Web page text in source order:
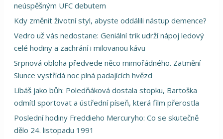
neúspěšným UFC debutem
Kdy změnit životní styl, abyste oddálili nástup demence?
Vedro už vás nedostane: Geniální trik udrží nápoj ledový
celé hodiny a zachrání i milovanou kávu
Srpnová obloha předvede něco mimořádného. Zatmění
Slunce vystřídá noc plná padajících hvězd
Líbáš jako bůh: Poledňáková dostala stopku, Bartoška
odmítl sportovat a ústřední píseň, která film přerostla
Poslední hodiny Freddieho Mercuryho: Co se skutečně
dělo 24. listopadu 1991